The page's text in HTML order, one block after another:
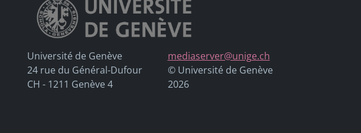
Université de Genève
24 rue du Général-Dufour
CH - 1211 Genève 4
mediaserver@unige.ch
© Université de Genève
2026